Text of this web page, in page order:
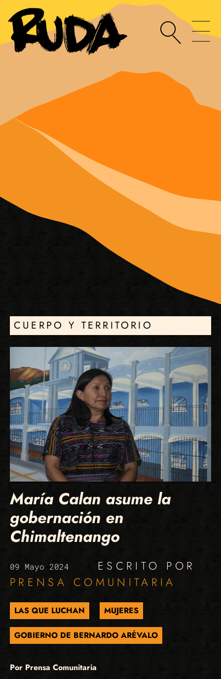
CUERPO Y TERRITORIO
María Calan asume la
gobernación en
Chimaltenango
09 Mayo 2024
ESCRITO POR
PRENSA COMUNITARIA
LAS QUE LUCHAN MUJERES
GOBIERNO DE BERNARDO ARÉVALO
Por Prensa Comunitaria